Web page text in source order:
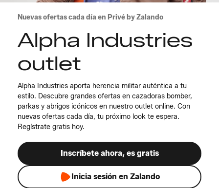
Nuevas ofertas cada día en Privé by Zalando
Alpha Industries
outlet
Alpha Industries aporta herencia militar auténtica a tu
estilo. Descubre grandes ofertas en cazadoras bomber,
parkas y abrigos icónicos en nuestro outlet online. Con
nuevas ofertas cada día, tu próximo look te espera.
Regístrate gratis hoy.
Inscríbete ahora, es gratis
Inicia sesión en Zalando